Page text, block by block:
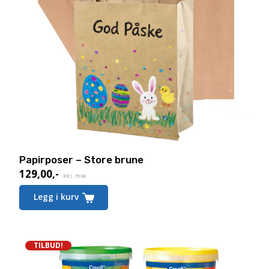
Papirposer – Store brune
129,00,- eks. mva.
Legg i kurv
TILBUD!